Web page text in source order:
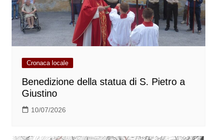
Cronaca locale
Benedizione della statua di S. Pietro a
Giustino
10/07/2026